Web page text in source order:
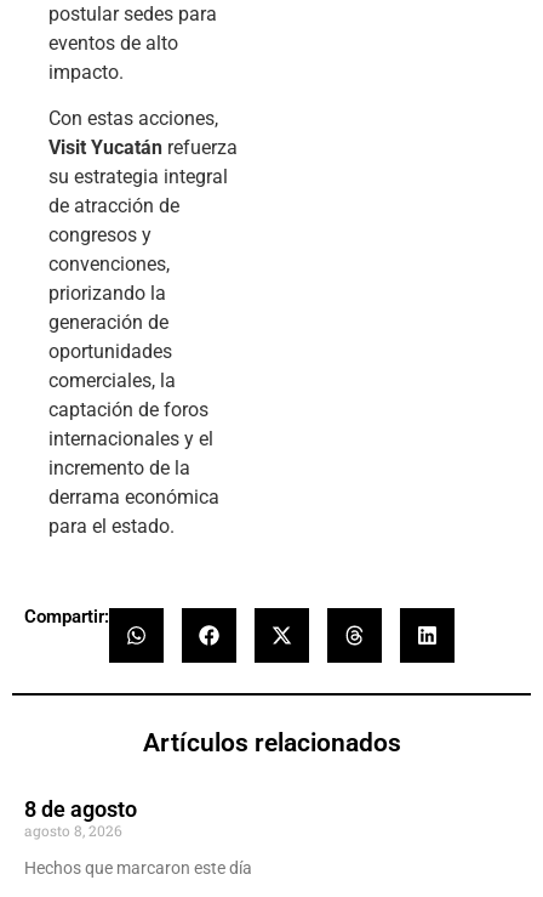
postular sedes para
eventos de alto
impacto.
Con estas acciones,
Visit Yucatán refuerza
su estrategia integral
de atracción de
congresos y
convenciones,
priorizando la
generación de
oportunidades
comerciales, la
captación de foros
internacionales y el
incremento de la
derrama económica
para el estado.
Compartir:
Artículos relacionados
8 de agosto
agosto 8, 2026
Hechos que marcaron este día